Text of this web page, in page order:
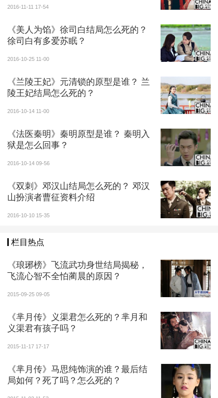
月儿子嬴稷登基为王，史称秦昭襄王。芈月当上了史上
心，但后来在翟骊对她全面的信任和爱情之后，愧疚于
自己对翟骊的欺骗。但是一山不能容二虎，为了儿子和
大秦，她不得不牺牲翟骊。在翟骊死后芈月倍加伤心。
义渠王翟骊原本是秦国西北部的少数民族狄戎之
王，后与芈月成亲，芈月利用义渠军力回到秦国，平定
了秦国内乱，芈月儿子嬴稷登基为王，芈月成为宣太
渠王翟骊被宣太后的侍卫杀死。
2016-11-11 17-54
《美人为馅》徐司白结局怎么死的？
徐司白有多爱苏眠？
2016-10-25 11-00
《兰陵王妃》元清锁的原型是谁？ 兰
陵王妃结局怎么死的？
2016-10-14 11-00
《法医秦明》秦明原型是谁？ 秦明入
狱是怎么回事？
2016-10-14 09-56
《双刺》邓汉山结局怎么死的？ 邓汉
山扮演者曹征资料介绍
2016-10-10 15-35
栏目热点
《琅琊榜》飞流武功身世结局揭秘，
飞流心智不全怕蔺晨的原因？
2015-09-25 09-05
《芈月传》义渠君怎么死的？芈月和
义渠君有孩子吗？
2015-11-17 17-17
《芈月传》马思纯饰演的谁？最后结
局如何？死了吗？怎么死的？